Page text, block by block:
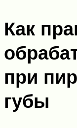
Как
при
губы